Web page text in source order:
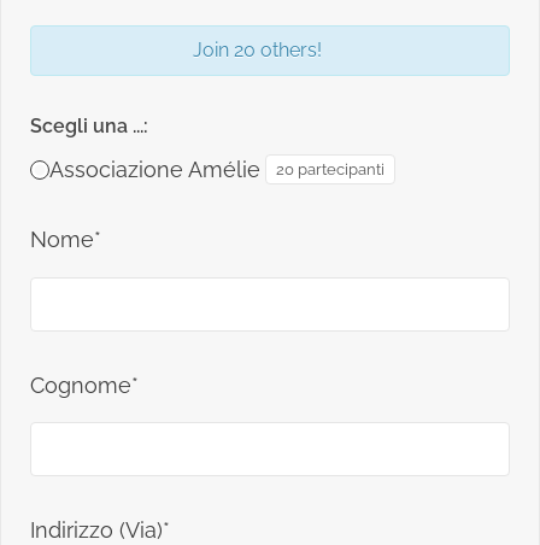
Join 20 others!
Scegli una ...:
Associazione Amélie 20 partecipanti
Nome*
Cognome*
Indirizzo (Via)*